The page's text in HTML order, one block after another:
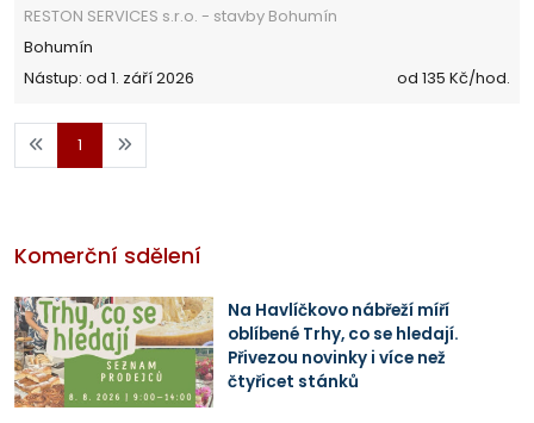
RESTON SERVICES s.r.o. - stavby Bohumín
Bohumín
Nástup: od 1. září 2026
od 135 Kč/hod.
1
Komerční sdělení
Na Havlíčkovo nábřeží míří
oblíbené Trhy, co se hledají.
Přivezou novinky i více než
čtyřicet stánků